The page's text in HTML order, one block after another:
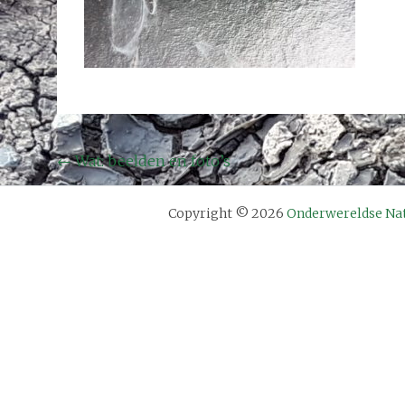
Bericht
navigatie
←Wat: beelden en foto’s
Copyright © 2026 Onderwereldse